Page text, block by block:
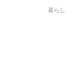
暮らし